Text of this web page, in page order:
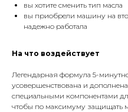
вы хотите сменить тип масла
вы приобрели машину на
надежно работала
На что воздействует
Легендарная формула 5-
усовершенствована и
специальными компонентами
чтобы по максимуму защищать